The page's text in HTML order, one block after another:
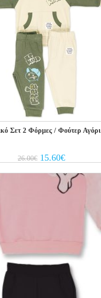
Σετ 2 Φόρμες / Φούτερ Αγόρι
26.00€ Original
price
26.00€.
15.60€Current
price
15.60€.